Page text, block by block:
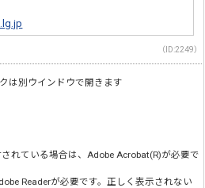
（ID:2249）
は別ウインドウで開きます
れている場合は、Adobe Acrobat(R)が必要で
Readerが必要です。正しく表示されない